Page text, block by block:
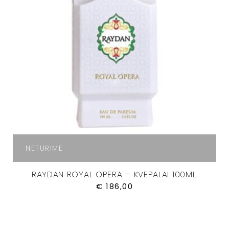
NETURIME
RAYDAN ROYAL OPERA – KVEPALAI 100ML.
€ 186,00